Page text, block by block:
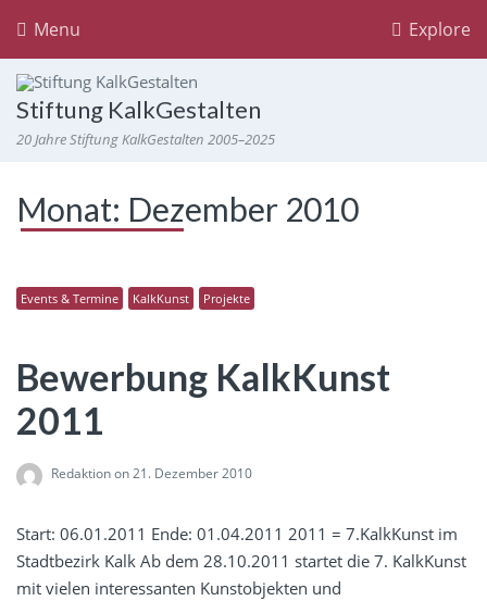
Explore
Menu
Stiftung KalkGestalten
20 Jahre Stiftung KalkGestalten 2005–2025
Monat: Dezember 2010
Events & Termine KalkKunst Projekte
Bewerbung KalkKunst
2011
Redaktionon 21. Dezember 2010
Start: 06.01.2011 Ende: 01.04.2011 2011 = 7.KalkKunst im
Stadtbezirk Kalk Ab dem 28.10.2011 startet die 7. KalkKunst
mit vielen interessanten Kunstobjekten und